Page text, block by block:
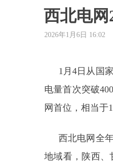
西北电网
1月4日从国
电量首次突破
网首位，相当于
西北电网全
地域看，陕西、
2026年1月6日 16:02